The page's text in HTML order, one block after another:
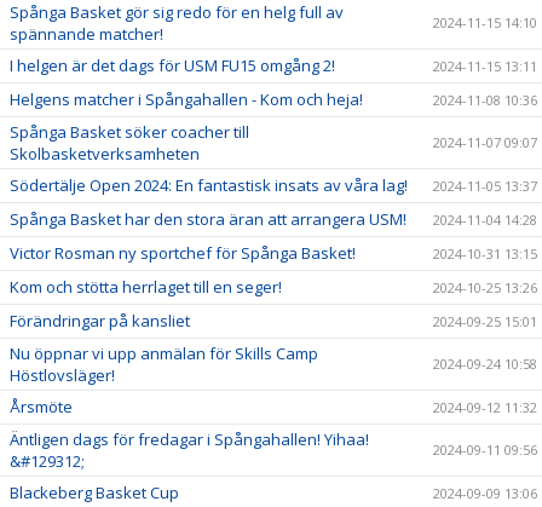
Spånga Basket gör sig redo för en helg full av
spännande matcher!
2024-11-15 14:10
I helgen är det dags för USM FU15 omgång 2! 2024-11-15 13:11
Helgens matcher i Spångahallen - Kom och heja! 2024-11-08 10:36
Spånga Basket söker coacher till
Skolbasketverksamheten
2024-11-07 09:07
Södertälje Open 2024: En fantastisk insats av våra lag! 2024-11-05 13:37
Spånga Basket har den stora äran att arrangera USM! 2024-11-04 14:28
Victor Rosman ny sportchef för Spånga Basket! 2024-10-31 13:15
Kom och stötta herrlaget till en seger! 2024-10-25 13:26
Förändringar på kansliet 2024-09-25 15:01
Nu öppnar vi upp anmälan för Skills Camp
Höstlovsläger!
2024-09-24 10:58
Årsmöte 2024-09-12 11:32
Äntligen dags för fredagar i Spångahallen! Yihaa!
&#129312;
2024-09-11 09:56
Blackeberg Basket Cup 2024-09-09 13:06